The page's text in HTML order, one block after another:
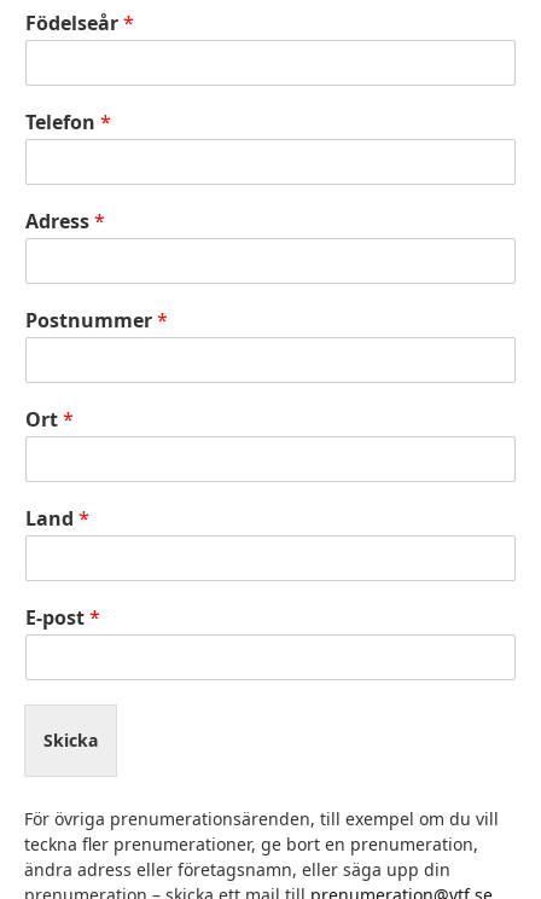
Födelseår*
Telefon *
Adress*
Postnummer*
Ort*
Land *
E-post*
Skicka
För övriga prenumerationsärenden, till exempel om du vill
teckna fler prenumerationer, ge bort en prenumeration,
ändra adress eller företagsnamn, eller säga upp din